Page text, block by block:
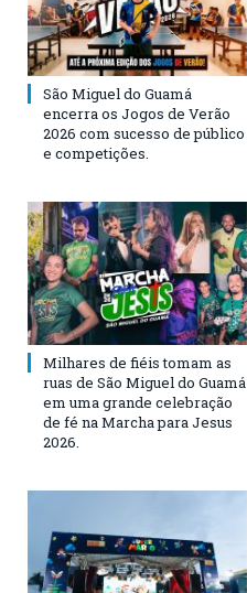
São Miguel do Guamá
encerra os Jogos de Verão
2026 com sucesso de público
e competições.
Milhares de fiéis tomam as
ruas de São Miguel do Guamá
em uma grande celebração
de fé na Marcha para Jesus
2026.